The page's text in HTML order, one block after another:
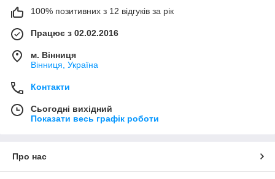
100% позитивних з 12 відгуків за рік
Працює з 02.02.2016
м. Вінниця
Вінниця, Україна
Контакти
Сьогодні вихідний
Показати весь графік роботи
Про нас